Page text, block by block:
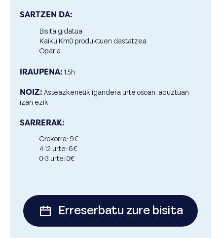
SARTZEN DA:
Bisita gidatua
Kaiku Km0 produktuen dastatzea
Oparia
IRAUPENA: 1,5h
NOIZ: Asteazkenetik igandera urte osoan, abuztuan
izan ezik
SARRERAK:
Orokorra: 9€
4-12 urte: 6€
0-3 urte: 0€
Erreserbatu zure bisita